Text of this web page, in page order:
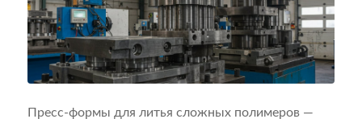
Пресс-формы для литья сложных полимеров —